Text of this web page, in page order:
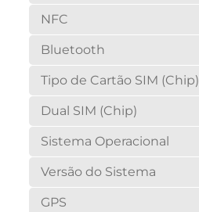
NFC
Bluetooth
Tipo de Cartão SIM (Chip)
Dual SIM (Chip)
Sistema Operacional
Versão do Sistema
GPS